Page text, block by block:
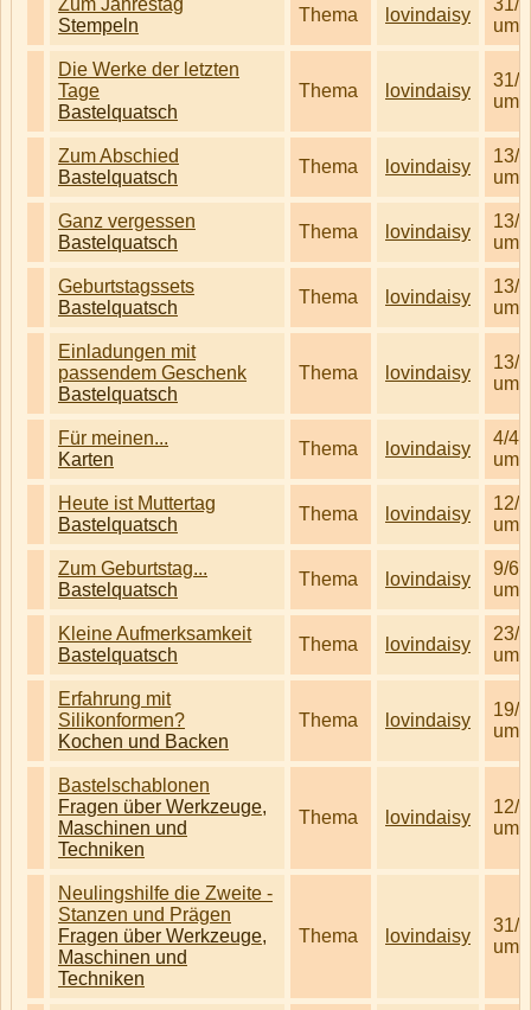
Stempeln
Thema lovindaisy
um
Die Werke der letzten
Tage
Bastelquatsch
Thema lovindaisy
31/
um
Zum Abschied
Bastelquatsch
Thema lovindaisy
13/
um
Ganz vergessen
Bastelquatsch
Thema lovindaisy
13/
um
Geburtstagssets
Bastelquatsch
Thema lovindaisy
13/
um
Einladungen mit
passendem Geschenk
Bastelquatsch
Thema lovindaisy
13/
um
Für meinen...
Karten
Thema lovindaisy
4/4/
um
Heute ist Muttertag
Bastelquatsch
Thema lovindaisy
12/
um
Zum Geburtstag...
Bastelquatsch
Thema lovindaisy
9/6/
um
Kleine Aufmerksamkeit
Bastelquatsch
Thema lovindaisy
23/
um
Erfahrung mit
Silikonformen?
Kochen und Backen
Thema lovindaisy
19/
um
Bastelschablonen
Fragen über Werkzeuge,
Maschinen und
Techniken
Thema lovindaisy
12/
um
Neulingshilfe die Zweite -
Stanzen und Prägen
Fragen über Werkzeuge,
Maschinen und
Techniken
Thema lovindaisy
31/
um